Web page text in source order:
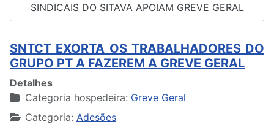
SINDICAIS DO SITAVA APOIAM GREVE GERAL
SNTCT EXORTA OS TRABALHADORES DO
GRUPO PT A FAZEREM A GREVE GERAL
Detalhes
Categoria hospedeira: Greve Geral
Categoria: Adesões